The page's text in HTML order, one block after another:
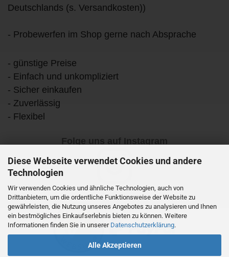
Diese Webseite verwendet Cookies und andere
Technologien
Wir verwenden Cookies und ähnliche Technologien, auch von
Drittanbietern, um die ordentliche Funktionsweise der Website zu
gewährleisten, die Nutzung unseres Angebotes zu analysieren und Ihnen
ein bestmögliches Einkaufserlebnis bieten zu können. Weitere
Informationen finden Sie in unserer Datenschutzerklärung.
Alle Akzeptieren
Deutschlands (s. Versandkosten))
- Probewerfen im Shop gerne nach Absprache
- günstige Preise
- Einfach und unkompliziert
- Sicher einkaufen
- Zuverlässig
- Flexibel
Folge uns auf Instagram